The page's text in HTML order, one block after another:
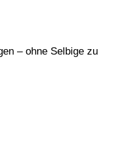
– ohne Selbige zu